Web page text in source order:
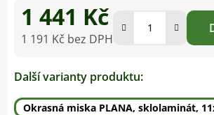
1 441 Kč
1 191 Kč bez DPH
Další varianty produktu:
Okrasná miska PLANA, sklolaminát,